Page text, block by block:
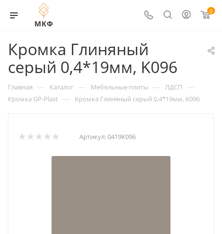
0
Кромка Глиняный
серый 0,4*19мм, K096
Главная — Каталог — Мебельные плиты — ЛДСП —
Кромка GP-Plast — Кромка Глиняный серый 0,4*19мм, K096
Артикул:0419K096